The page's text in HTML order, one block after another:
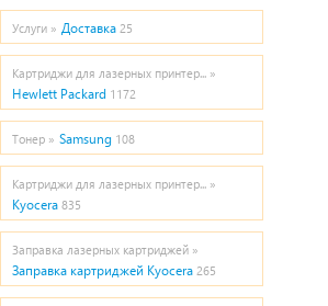
Услуги » Доставка 25
Картриджи для лазерных принтер... »
Hewlett Packard 1172
Тонер » Samsung 108
Картриджи для лазерных принтер... »
Kyocera 835
Заправка лазерных картриджей »
Заправка картриджей Kyocera 265